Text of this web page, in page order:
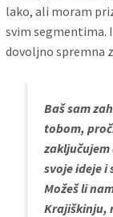
lako, ali moram
svim segmentima.
dovoljno spremna
Baš sam
tobom,
svoje ideje i
Možeš li
Krajiškinju,